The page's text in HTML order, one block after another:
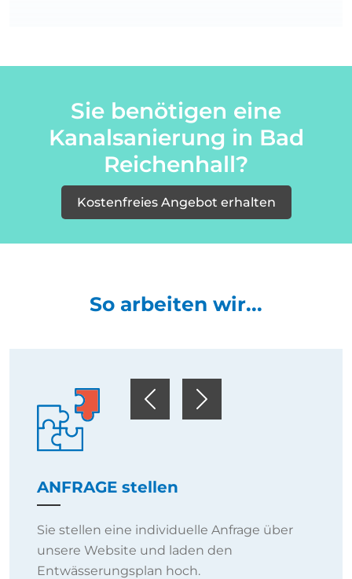
PreviousNext
Sie benötigen eine
Kanalsanierung in Bad
Reichenhall?
Kostenfreies Angebot erhalten
So arbeiten wir...
ANFRAGE stellen
Sie stellen eine individuelle Anfrage über
unsere Website und laden den
Entwässerungsplan hoch.